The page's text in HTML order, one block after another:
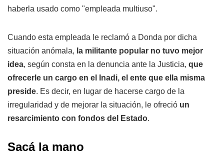
haberla usado como "empleada multiuso".
Cuando esta empleada le reclamó a Donda por dicha
situación anómala, la militante popular no tuvo mejor
idea, según consta en la denuncia ante la Justicia, que
ofrecerle un cargo en el Inadi, el ente que ella misma
preside. Es decir, en lugar de hacerse cargo de la
irregularidad y de mejorar la situación, le ofreció un
resarcimiento con fondos del Estado.
Sacá la mano